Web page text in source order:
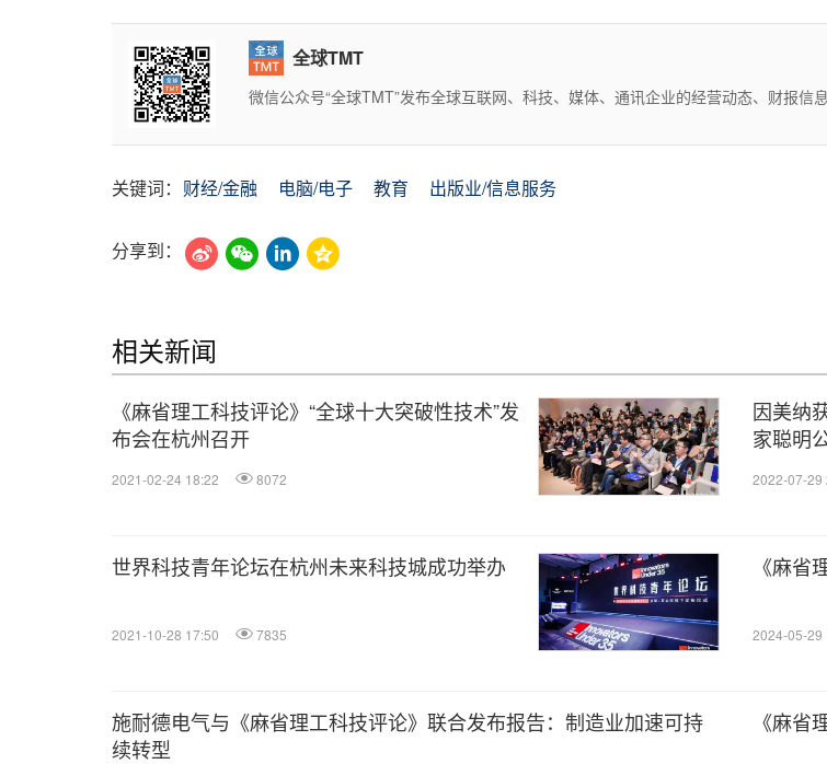
全球TMT
微信公众号“全球TMT”发布全球互联网、科技、媒体、通讯企业的经营动态、财报信
关键词： 财经/金融 电脑/电子 教育 出版业/信息服务
分享到：
相关新闻
《麻省理工科技评论》“全球十大突破性技术”发
布会在杭州召开
2021-02-24 18:22 8072
因美纳
家聪明
2022-07-29
世界科技青年论坛在杭州未来科技城成功举办
2021-10-28 17:50 7835
《麻省
2024-05-29
施耐德电气与《麻省理工科技评论》联合发布报告：制造业加速可持
续转型
《麻省